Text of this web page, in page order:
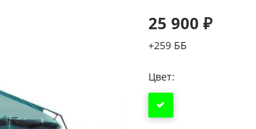
25 900 ₽
+259 ББ
Цвет: